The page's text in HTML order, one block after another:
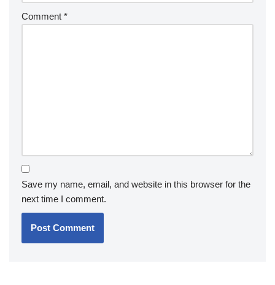
Comment *
Save my name, email, and website in this browser for the
next time I comment.